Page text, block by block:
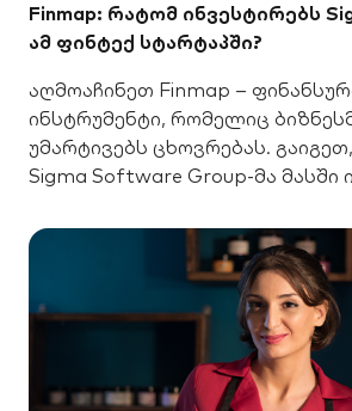
Finmap: რატომ ინვესტირებს
ამ ფინტექ სტარტაპში?
აღმოაჩინეთ Finmap –
ინსტრუმენტი, რომელიც
უმარტივებს ცხოვრებას.
Sigma Software Group-მა მასში